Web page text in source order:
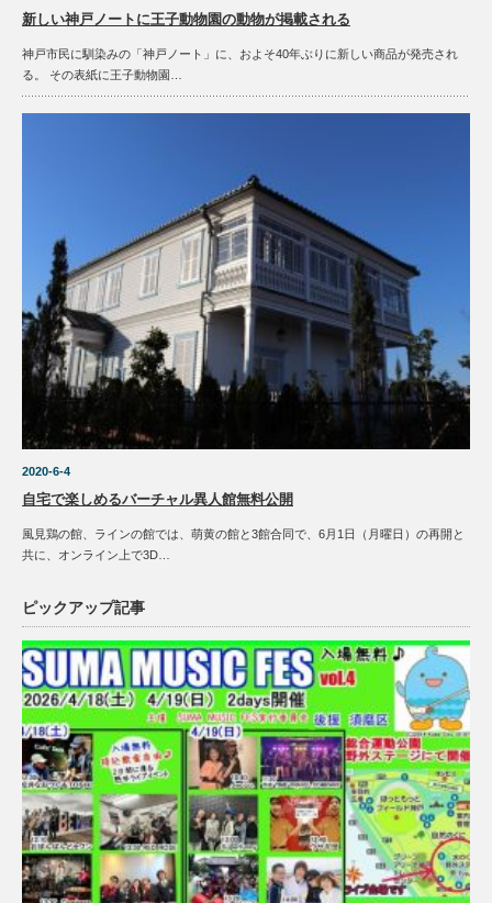
新しい神戸ノートに王子動物園の動物が掲載される
神戸市民に馴染みの「神戸ノート」に、およそ40年ぶりに新しい商品が発売され
る。 その表紙に王子動物園…
2020-6-4
自宅で楽しめるバーチャル異人館無料公開
風見鶏の館、ラインの館では、萌黄の館と3館合同で、6月1日（月曜日）の再開と
共に、オンライン上で3D…
ピックアップ記事